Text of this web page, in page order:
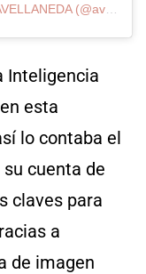
Inteligencia
esta
lo contaba el
cuenta de
claves para
a
de imagen